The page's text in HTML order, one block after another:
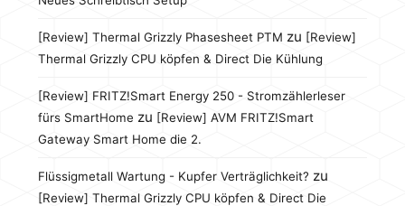
[Review] Thermal Grizzly Phasesheet PTM zu [Review]
Thermal Grizzly CPU köpfen & Direct Die Kühlung
[Review] FRITZ!Smart Energy 250 - Stromzählerleser
fürs SmartHome zu [Review] AVM FRITZ!Smart
Gateway Smart Home die 2.
Flüssigmetall Wartung - Kupfer Verträglichkeit? zu
[Review] Thermal Grizzly CPU köpfen & Direct Die